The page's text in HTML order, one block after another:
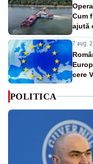
Cum
ajută
7 aug.
cere
POLITICA